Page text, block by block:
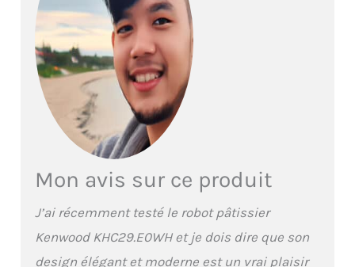
Mon avis sur ce produit
J’ai récemment testé le robot pâtissier
Kenwood KHC29.E0WH et je dois dire que son
design élégant et moderne est un vrai plaisir